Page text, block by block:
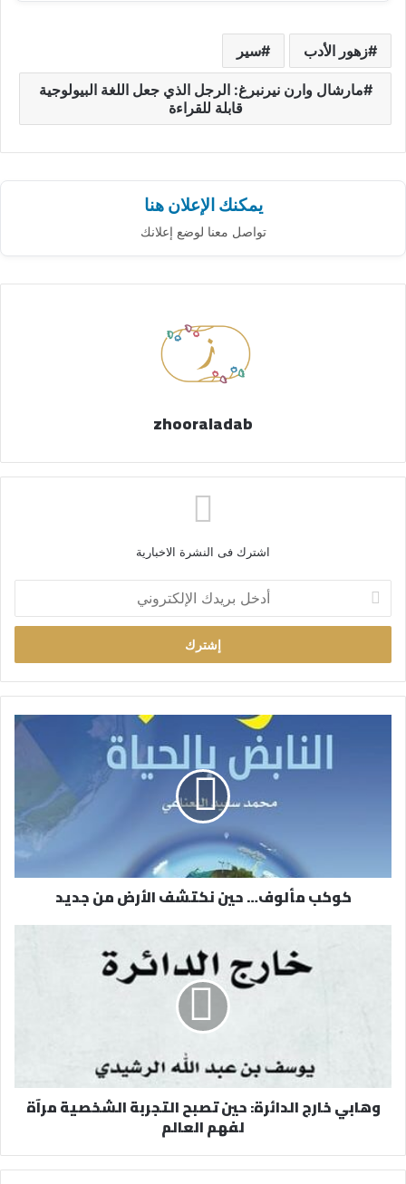
زهور الأدب سير
مارشال وارن نيرنبرغ: الرجل الذي جعل اللغة البيولوجية
قابلة للقراءة
يمكنك الإعلان هنا
تواصل معنا لوضع إعلانك
zhooraladab
اشترك فى النشرة الاخبارية
خ
ب
ر
كوكب مألوف… حين نكتشف الأرض من جديد
وهابي خارج الدائرة: حين تصبح التجربة الشخصية مرآة
لفهم العالم